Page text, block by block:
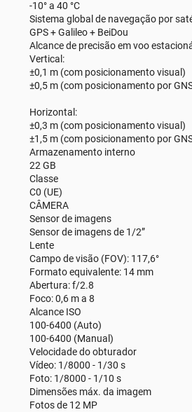
-10° a 40 °C
Sistema global de navegação por
GPS + Galileo + BeiDou
Alcance de precisão em voo
Vertical:
±0,1 m (com posicionamento visual)
±0,5 m (com posicionamento por
Horizontal:
±0,3 m (com posicionamento visual)
±1,5 m (com posicionamento por
Armazenamento interno
22 GB
Classe
C0 (UE)
CÂMERA
Sensor de imagens
Sensor de imagens de 1/2”
Lente
Campo de visão (FOV): 117,6°
Formato equivalente: 14 mm
Abertura: f/2.8
Foco: 0,6 m a 8
Alcance ISO
100-6400 (Auto)
100-6400 (Manual)
Velocidade do obturador
Vídeo: 1/8000 - 1/30 s
Foto: 1/8000 - 1/10 s
Dimensões máx. da imagem
Fotos de 12 MP